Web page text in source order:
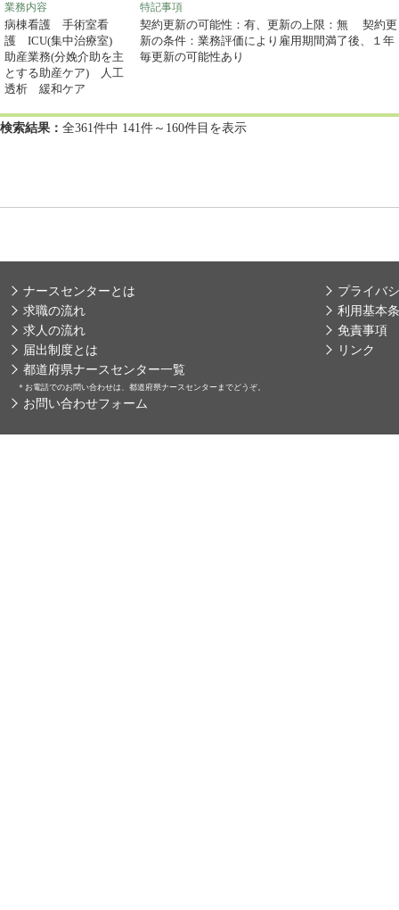
業務内容
病棟看護 手術室看
護 ICU(集中治療室)
助産業務(分娩介助を主
とする助産ケア) 人工
透析 緩和ケア
特記事項
契約更新の可能性：有、更新の上限：無 契約更
新の条件：業務評価により雇用期間満了後、１年
毎更新の可能性あり
検索結果： 全361件中 141件～160件目を表示
ナースセンターとは
求職の流れ
求人の流れ
届出制度とは
都道府県ナースセンター一覧
＊ お電話でのお問い合わせは、都道府県ナースセンターまでどうぞ。
お問い合わせフォーム
プライバ
利用基本
免責事項
リンク